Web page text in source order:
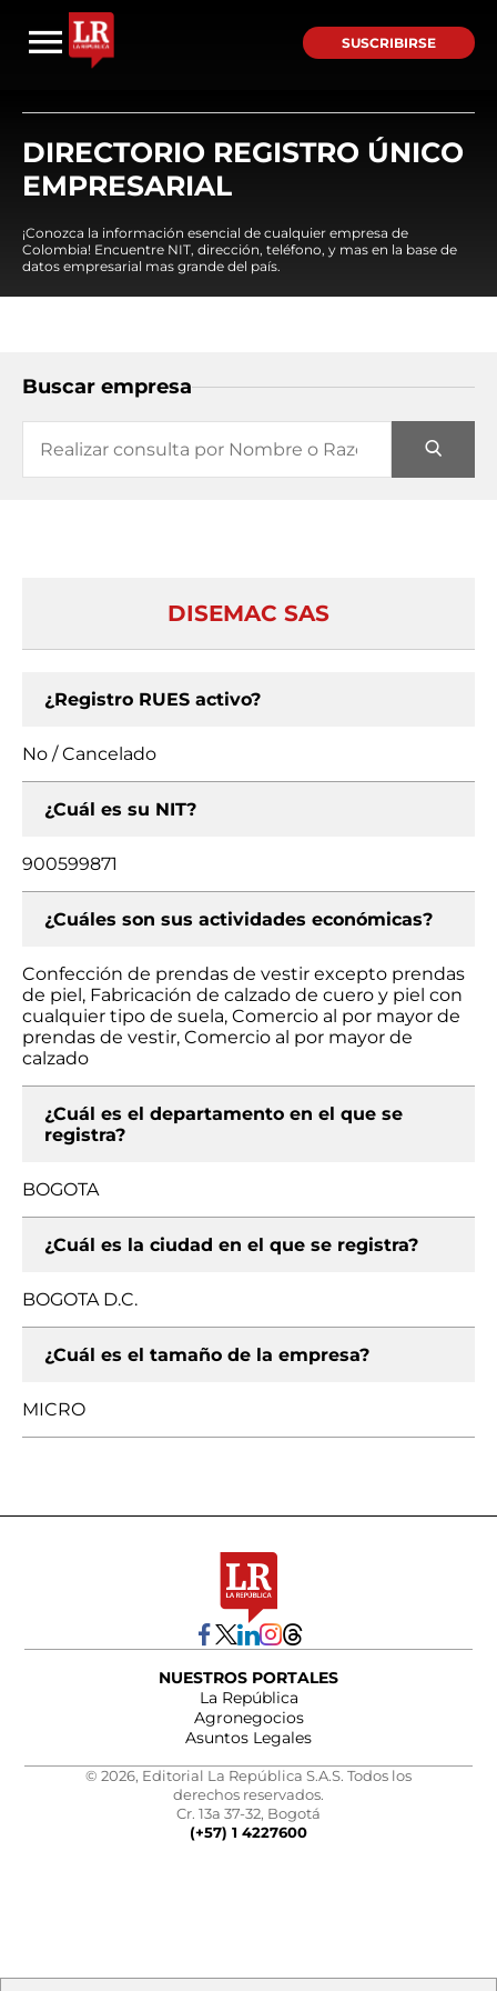
SUSCRIBIRSE
DIRECTORIO REGISTRO ÚNICO
EMPRESARIAL
¡Conozca la información esencial de cualquier empresa de
Colombia! Encuentre NIT, dirección, teléfono, y mas en la base de
datos empresarial mas grande del país.
Buscar empresa
DISEMAC SAS
¿Registro RUES activo?
No / Cancelado
¿Cuál es su NIT?
900599871
¿Cuáles son sus actividades económicas?
Confección de prendas de vestir excepto prendas
de piel, Fabricación de calzado de cuero y piel con
cualquier tipo de suela, Comercio al por mayor de
prendas de vestir, Comercio al por mayor de
calzado
¿Cuál es el departamento en el que se
registra?
BOGOTA
¿Cuál es la ciudad en el que se registra?
BOGOTA D.C.
¿Cuál es el tamaño de la empresa?
MICRO
NUESTROS PORTALES
La República
Agronegocios
Asuntos Legales
© 2026, Editorial La República S.A.S. Todos los
derechos reservados.
Cr. 13a 37-32, Bogotá
(+57) 1 4227600